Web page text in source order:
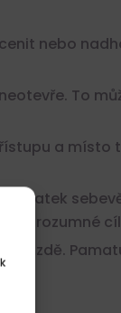
nebo
To
a místo
si rozumné
mzdě.